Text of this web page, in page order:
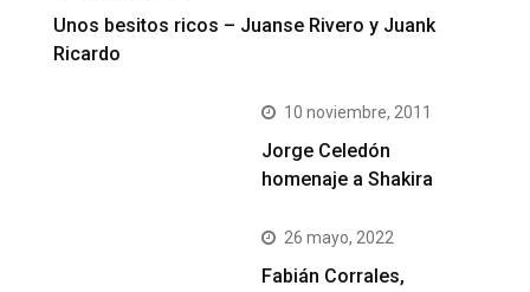
Unos besitos ricos – Juanse Rivero y Juank
Ricardo
10 noviembre, 2011
Jorge Celedón
homenaje a Shakira
26 mayo, 2022
Fabián Corrales,